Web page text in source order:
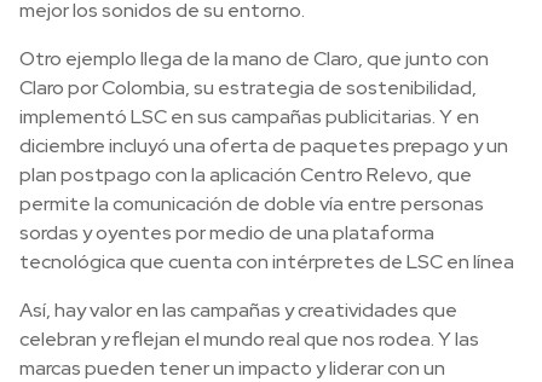
mejor los sonidos de su entorno.
Otro ejemplo llega de la mano de Claro, que junto con
Claro por Colombia, su estrategia de sostenibilidad,
implementó LSC en sus campañas publicitarias. Y en
diciembre incluyó una oferta de paquetes prepago y un
plan postpago con la aplicación Centro Relevo, que
permite la comunicación de doble vía entre personas
sordas y oyentes por medio de una plataforma
tecnológica que cuenta con intérpretes de LSC en línea
Así, hay valor en las campañas y creatividades que
celebran y reflejan el mundo real que nos rodea. Y las
marcas pueden tener un impacto y liderar con un